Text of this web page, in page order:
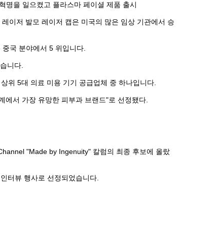
명을 일으켰고 플라스마 페이셜 제품 출시
이저 발모 레이저 캡은 미국의 많은 임상 기관에서 승
국 분야에서 5 위입니다.
니다.
위 5대 의료 미용 기기 공급업체 중 하나입니다.
서 가장 유망한 피부과 브랜드"로 선정됐다.
"Made by Ingenuity" 칼럼의 최종 후보에 올랐
터뷰 행사로 선정되었습니다.